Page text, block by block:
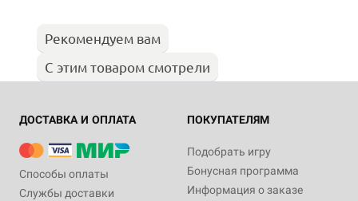
Рекомендуем вам
С этим товаром смотрели
ДОСТАВКА И ОПЛАТА
Способы оплаты
Службы доставки
ПОКУПАТЕЛЯМ
Подобрать игру
Бонусная программа
Информация о заказе